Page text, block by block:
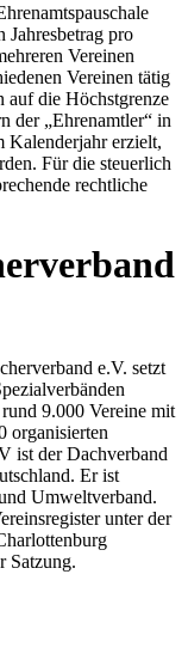
Jahresbetrag pro
Vereinen
Vereinen tätig
auf die Höchstgrenze
der „Ehrenamtler“ in
Kalenderjahr erzielt,
Für die steuerlich
rechtliche
e.V. setzt
9.000 Vereine mit
organisierten
ist der Dachverband
Er ist
Umweltverband.
unter der
Satzung.